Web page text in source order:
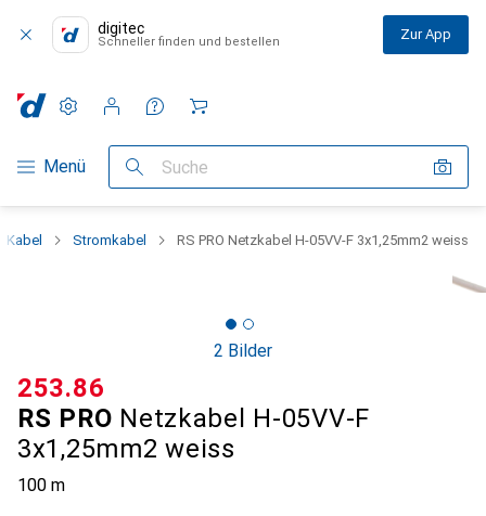
digitec
Schneller finden und bestellen Zur App
Navigation nach Kategorien
Menü Suche
Einstellungen
Kundenkonto
Vergleichslisten
Merklisten
Warenkorb
Kabel Stromkabel RS PRO Netzkabel H-05VV-F 3x1,25mm2 weiss
2 Bilder
RS PRO Netzkabel H-05VV-F
3x1,25mm2 weiss
100 m
CHF
253.86